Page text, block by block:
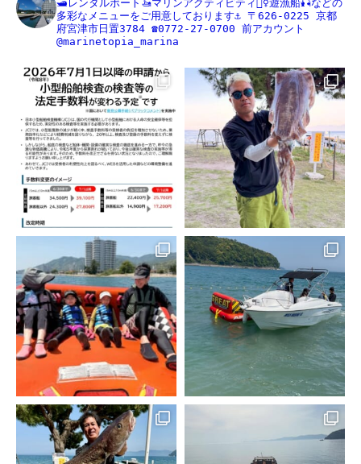
🛥レンタルボート🚤マリンアクティビティ🏄‍♀️遊漁船🎣などの
多彩なメニューをご用意しております⚓️ 〒626-0225 京都
府宮津市日置3784 ☎️0772-27-0700 前アカウント
@marinetopia_marina